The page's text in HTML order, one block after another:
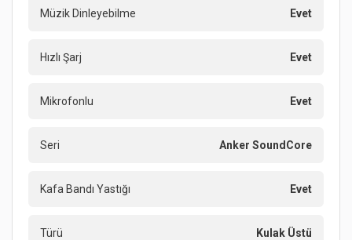
Müzik Dinleyebilme Evet
Hızlı Şarj Evet
Mikrofonlu Evet
Seri Anker SoundCore
Kafa Bandı Yastığı Evet
Türü Kulak Üstü